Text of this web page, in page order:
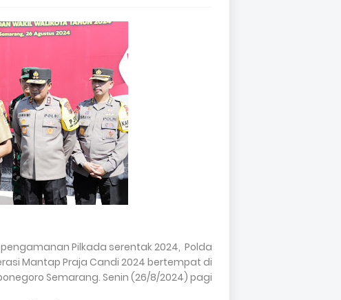
Pilkada serentak 2024, Polda
Mantap Praja Candi 2024 bertempat di
Semarang. Senin (26/8/2024) pagi.